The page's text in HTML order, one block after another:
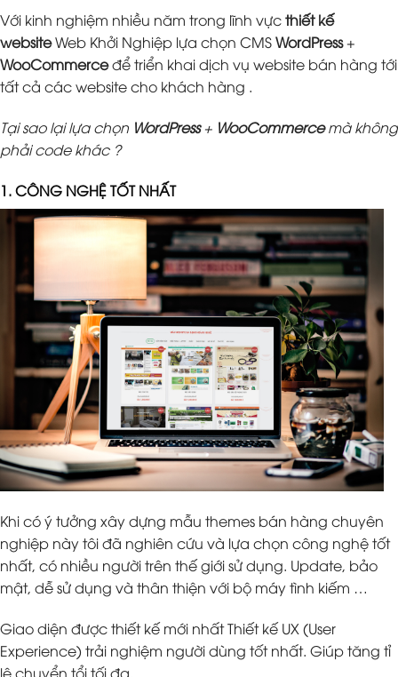
Với kinh nghiệm nhiều năm trong lĩnh vựcthiết kế
websiteWeb Khởi Nghiệp lựa chọn CMSWordPress+
WooCommerceđể triển khai dịch vụ website bán hàng tới
tất cả các website cho khách hàng .
Tại sao lại lựa chọn WordPress+ WooCommercemà không
phải code khác ?
1. CÔNG NGHỆ TỐT NHẤT
Khi có ý tưởng xây dựng mẫu themes bán hàng chuyên
nghiệp này tôi đã nghiên cứu và lựa chọn công nghệ tốt
nhất, có nhiều người trên thế giới sử dụng. Update, bảo
mật, dễ sử dụng và thân thiện với bộ máy tình kiếm …
Giao diện được thiết kế mới nhất Thiết kế UX (User
Experience) trải nghiệm người dùng tốt nhất. Giúp tăng tỉ
lệ chuyển tổi tối đa.